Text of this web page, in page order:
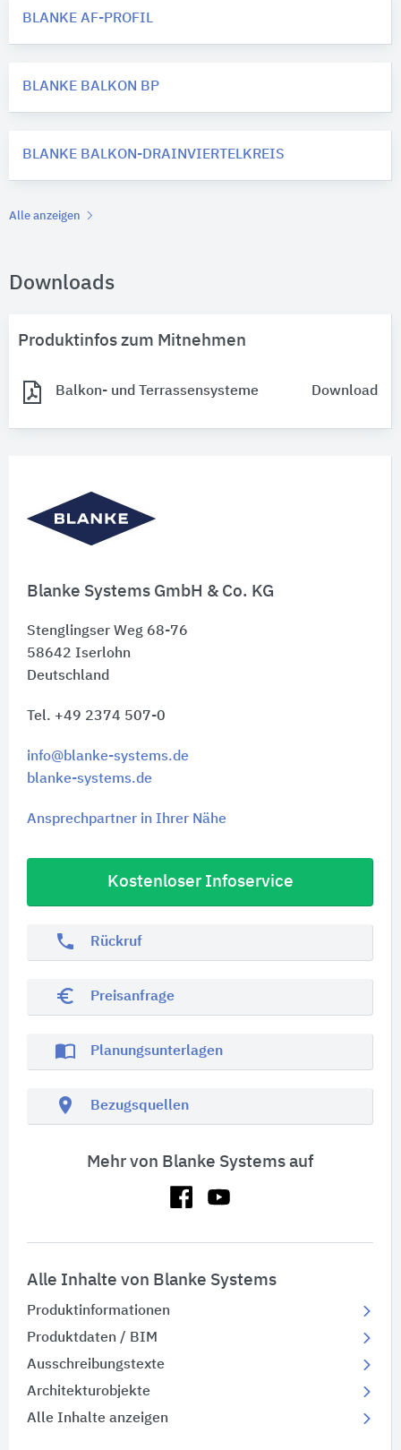
Blanke Systems GmbH & Co. KG
Stenglingser Weg 68-76
58642 Iserlohn
Deutschland
Tel. +49 2374 507-0
info@blanke-systems.de
blanke-systems.de
Ansprechpartner in Ihrer Nähe
Kostenloser Infoservice
phone Rückruf
euro_symbol Preisanfrage
import_contacts Planungsunterlagen
location_on Bezugsquellen
Mehr von Blanke Systems auf
Alle Inhalte von Blanke Systems
Produktinformationen
Produktdaten / BIM
Ausschreibungstexte
Architekturobjekte
Alle Inhalte anzeigen
BLANKE AF-PROFIL
BLANKE BALKON BP
BLANKE BALKON-DRAINVIERTELKREIS
Alle anzeigen
Downloads
Produktinfos zum Mitnehmen
Balkon- und Terrassensysteme Download